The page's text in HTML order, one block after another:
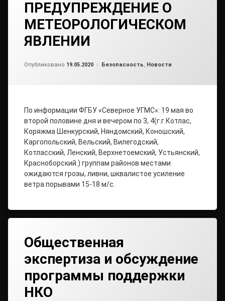
ПРЕДУПРЕЖДЕНИЕ О
МЕТЕОРОЛОГИЧЕСКОМ
ЯВЛЕНИИ
Опубликовано 19.05.2020 Рубрики:
Безопасность, Новости
По информации ФГБУ «Северное УГМС»: 19 мая во
второй половине дня и вечером по 3, 4(г.г Котлас,
Коряжма Шенкурский, Няндомский, Коношский,
Каргопольский, Вельский, Вилегодский,
Котласский, Ленский, Верхнетоемский, Устьянский,
Красноборский.) группам районов местами
ожидаются грозы, ливни, шквалистое усиление
ветра порывами 15-18 м/с.
Общественная
экспертиза и обсуждение
программы поддержки
НКО